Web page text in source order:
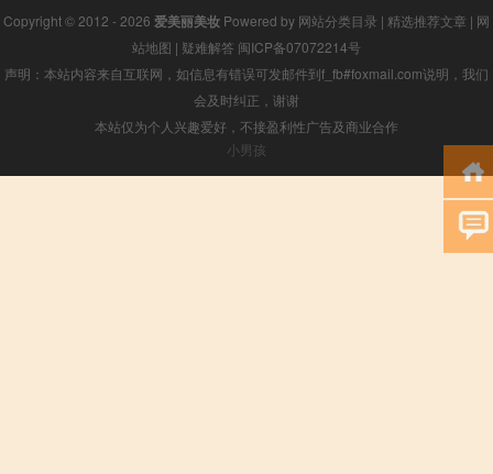
Copyright © 2012 - 2026 爱美丽美妆 Powered by 网站分类目录 | 精选推荐文章 | 网
站地图 | 疑难解答 闽ICP备07072214号
声明：本站内容来自互联网，如信息有错误可发邮件到f_fb#foxmail.com说明，我们
会及时纠正，谢谢
本站仅为个人兴趣爱好，不接盈利性广告及商业合作
小男孩